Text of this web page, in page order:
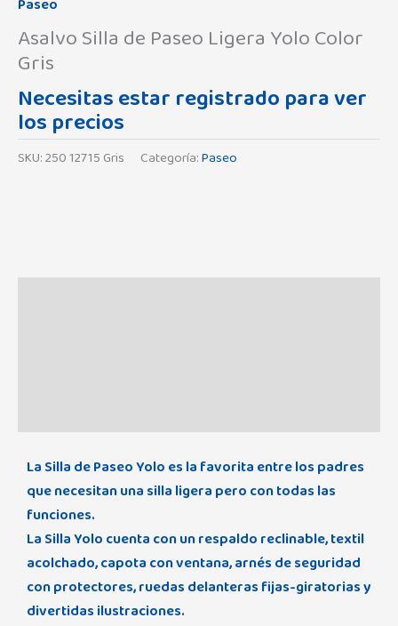
Asalvo Silla de Paseo Ligera Yolo Color
Gris
Necesitas estar registrado para ver
los precios
SKU:250 12715 Gris Categoría:Paseo
La Silla de Paseo Yolo es la favorita entre los padres
que necesitan una silla ligera pero con todas las
funciones.
La Silla Yolo cuenta con un respaldo reclinable, textil
acolchado, capota con ventana, arnés de seguridad
con protectores, ruedas delanteras fijas-giratorias y
divertidas ilustraciones.